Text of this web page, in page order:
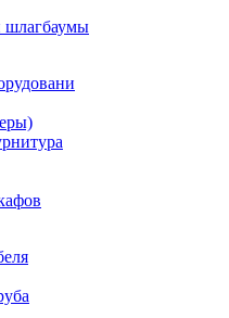
шлагбаумы